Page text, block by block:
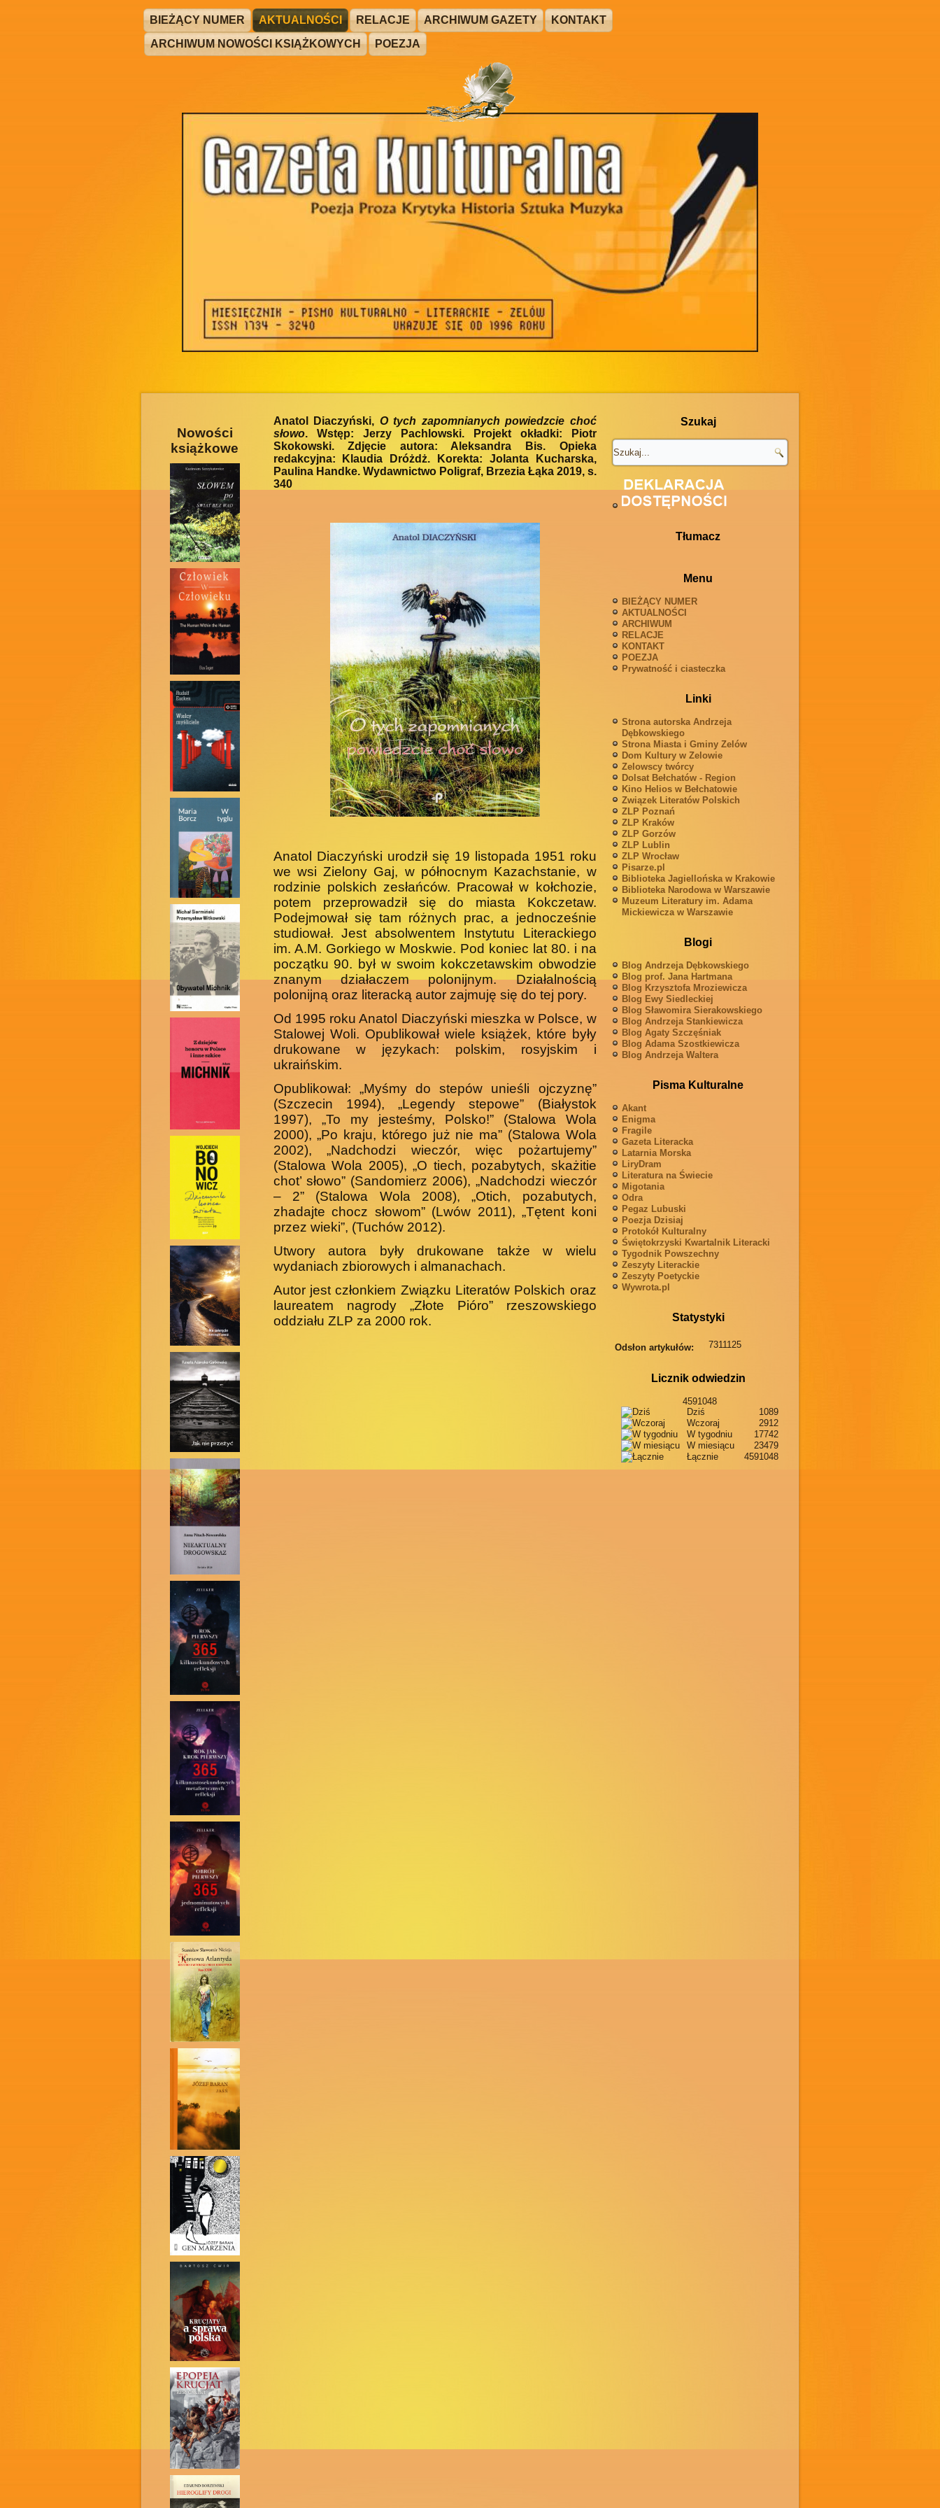
BIEŻĄCY NUMER AKTUALNOŚCI RELACJE ARCHIWUM GAZETY
KONTAKT
ARCHIWUM NOWOŚCI KSIĄŻKOWYCH
POEZJA
Nowości
książkowe
Anatol Diaczyński, O tych zapomnianych powiedzcie choć
słowo. Wstęp: Jerzy Pachlowski. Projekt okładki: Piotr
Skokowski. Zdjęcie autora: Aleksandra Bis. Opieka
redakcyjna: Klaudia Dróżdż. Korekta: Jolanta Kucharska,
Paulina Handke. Wydawnictwo Poligraf, Brzezia Łąka 2019, s.
340
Anatol Diaczyński urodził się 19 listopada 1951 roku
we wsi Zielony Gaj, w północnym Kazachstanie, w
rodzinie polskich zesłańców. Pracował w kołchozie,
potem przeprowadził się do miasta Kokczetaw.
Podejmował się tam różnych prac, a jednocześnie
studiował. Jest absolwentem Instytutu Literackiego
im. A.M. Gorkiego w Moskwie. Pod koniec lat 80. i na
początku 90. był w swoim kokczetawskim obwodzie
znanym działaczem polonijnym. Działalnością
polonijną oraz literacką autor zajmuję się do tej pory.
Od 1995 roku Anatol Diaczyński mieszka w Polsce, w
Stalowej Woli. Opublikował wiele książek, które były
drukowane w językach: polskim, rosyjskim i
ukraińskim.
Opublikował: „Myśmy do stepów unieśli ojczyznę”
(Szczecin 1994), „Legendy stepowe” (Białystok
1997), „To my jesteśmy, Polsko!” (Stalowa Wola
2000), „Po kraju, którego już nie ma” (Stalowa Wola
2002), „Nadchodzi wieczór, więc pożartujemy”
(Stalowa Wola 2005), „O tiech, pozabytych, skażitie
chot’ słowo” (Sandomierz 2006), „Nadchodzi wieczór
– 2” (Stalowa Wola 2008), „Otich, pozabutych,
zhadajte chocz słowom” (Lwów 2011), „Tętent koni
przez wieki”, (Tuchów 2012).
Utwory autora były drukowane także w wielu
wydaniach zbiorowych i almanachach.
Autor jest członkiem Związku Literatów Polskich oraz
laureatem nagrody „Złote Pióro” rzeszowskiego
oddziału ZLP za 2000 rok.
Szukaj
Tłumacz
Menu
BIEŻĄCY NUMER
AKTUALNOŚCI
ARCHIWUM
RELACJE
KONTAKT
POEZJA
Prywatność i ciasteczka
Linki
Strona autorska Andrzeja
Dębkowskiego
Strona Miasta i Gminy Zelów
Dom Kultury w Zelowie
Zelowscy twórcy
Dolsat Bełchatów - Region
Kino Helios w Bełchatowie
Związek Literatów Polskich
ZLP Poznań
ZLP Kraków
ZLP Gorzów
ZLP Lublin
ZLP Wrocław
Pisarze.pl
Biblioteka Jagiellońska w Krakowie
Biblioteka Narodowa w Warszawie
Muzeum Literatury im. Adama
Mickiewicza w Warszawie
Blogi
Blog Andrzeja Dębkowskiego
Blog prof. Jana Hartmana
Blog Krzysztofa Mroziewicza
Blog Ewy Siedleckiej
Blog Sławomira Sierakowskiego
Blog Andrzeja Stankiewicza
Blog Agaty Szczęśniak
Blog Adama Szostkiewicza
Blog Andrzeja Waltera
Pisma Kulturalne
Akant
Enigma
Fragile
Gazeta Literacka
Latarnia Morska
LiryDram
Literatura na Świecie
Migotania
Odra
Pegaz Lubuski
Poezja Dzisiaj
Protokół Kulturalny
Świętokrzyski Kwartalnik Literacki
Tygodnik Powszechny
Zeszyty Literackie
Zeszyty Poetyckie
Wywrota.pl
Statystyki
Odsłon artykułów: 7311125
Licznik odwiedzin
4591048
Dziś
1089
Wczoraj
2912
W tygodniu
17742
W miesiącu
23479
Łącznie
4591048